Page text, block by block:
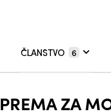
ČLANSTVO 6
ZA